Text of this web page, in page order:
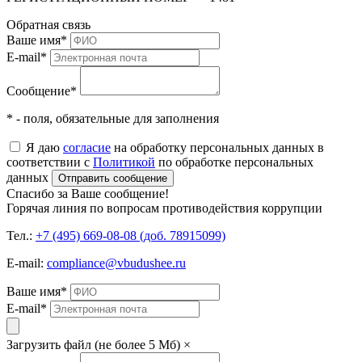
Обратная связь
Ваше имя*
E-mail*
Сообщение*
* - поля, обязательные для заполнения
Я даю согласие на обработку персональных данных в
соответствии с Политикой по обработке персональных
данных
Отправить сообщение
Спасибо за Ваше сообщение!
Горячая линия по вопросам противодействия коррупции
Тел.: +7 (495) 669-08-08 (доб. 78915099)
E-mail: compliance@vbudushee.ru
Ваше имя*
E-mail*
Загрузить файл (не более 5 Мб) ×